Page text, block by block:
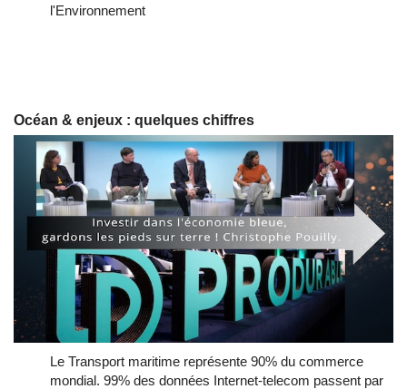
l'Environnement
Océan & enjeux : quelques chiffres
Le Transport maritime représente 90% du commerce
mondial. 99% des données Internet-telecom passent par